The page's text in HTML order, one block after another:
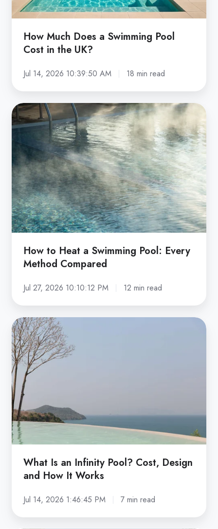
the
UK?
How Much Does a Swimming Pool
Cost in the UK?
Jul 14, 2026 10:39:50 AM 18 min read
How
to
Heat
Swimming
Pool:
Every
Method
Compared
How to Heat a Swimming Pool: Every
Method Compared
Jul 27, 2026 10:10:12 PM 12 min read
What
Is
an
Infinity
Pool?
Cost,
Design
and
How
It
Works
What Is an Infinity Pool? Cost, Design
and How It Works
Jul 14, 2026 1:46:45 PM 7 min read